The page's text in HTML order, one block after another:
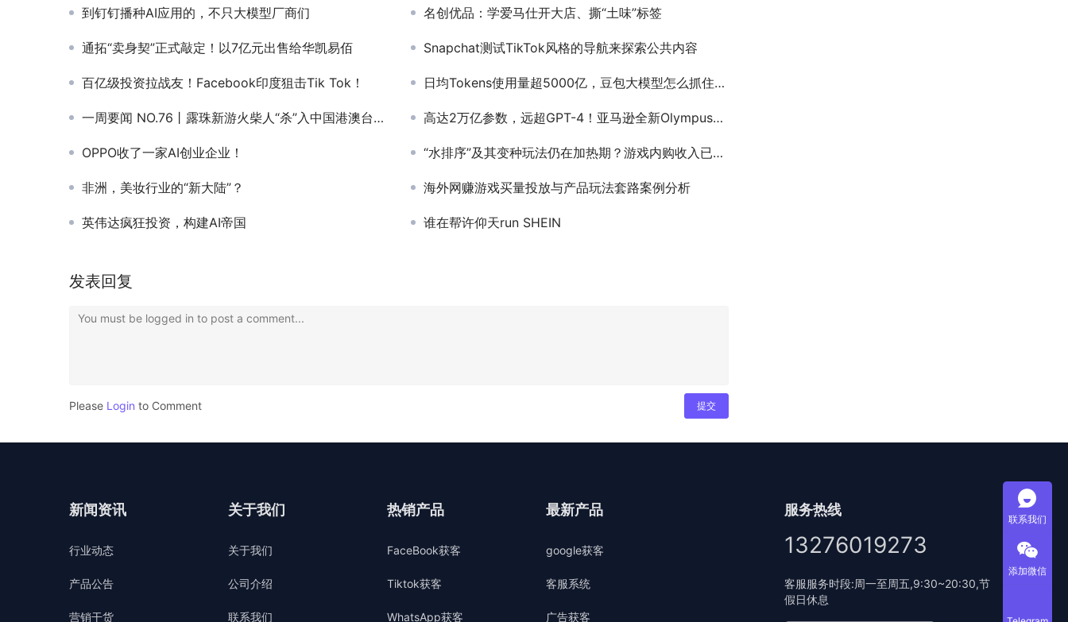
到钉钉播种AI应用的，不只大模型厂商们 名创优品：学爱马仕开大店、撕“土味”标签
通拓“卖身契”正式敲定！以7亿元出售给华凯易佰 Snapchat测试TikTok风格的导航来探索公共内容
百亿级投资拉战友！Facebook印度狙击Tik Tok！ 日均Tokens使用量超5000亿，豆包大模型怎么抓住千行百业
一周要闻 NO.76丨露珠新游火柴人“杀”入中国港澳台；元梦之星让不再信买量的腾讯花了14亿；Temu在美国杀疯了 高达2万亿参数，远超GPT-4！亚马逊全新Olympus大模型曝光，即将对外公布
OPPO收了一家AI创业企业！ “水排序”及其变种玩法仍在加热期？游戏内购收入已超2000万美金
非洲，美妆行业的“新大陆”？ 海外网赚游戏买量投放与产品玩法套路案例分析
英伟达疯狂投资，构建AI帝国 谁在帮许仰天run SHEIN
发表回复
You must be logged in to post a comment...
Please Login to Comment 提交
新闻资讯
行业动态
产品公告
营销干货
关于我们
关于我们
公司介绍
联系我们
热销产品
FaceBook获客
Tiktok获客
WhatsApp获客
最新产品
google获客
客服系统
广告获客
服务热线
13276019273
客服服务时段:周一至周五,9:30~20:30,节
假日休息
联系我们
添加微信